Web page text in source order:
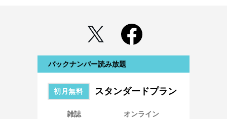
バックナンバー読み放題
初月無料 スタンダードプラン
雑誌 オンライン